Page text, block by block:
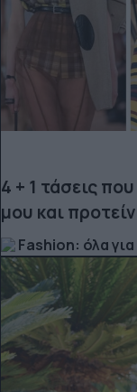
4 + 1 τάσεις
μου και
Fashion: όλα